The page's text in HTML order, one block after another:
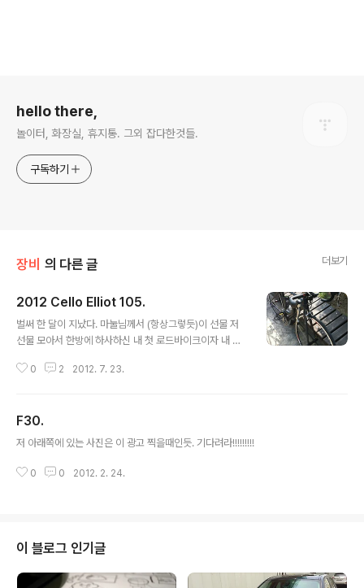
hello there,
놀이터, 화장실, 휴지통. 그외 잡다한것들.
구독하기
장비 의 다른 글 더보기
2012 Cello Elliot 105.
벌써 한 달이 지났다. 마눌님께서 (항상그렇듯)이 선물 저
선물 모아서 한방에 하사하신 내 첫 로드바이크이자 내 첫
천호동에서 저렴한 가격에 구입하고 그 길로 아내와 간단
레버, 크랭크까지 풀 105. 휠셋은 펄크럼 레이싱 5. 차급대
비 (나름) 훌륭한 조합. 허나 라쳇소리는 좀 거슬린다. 난 스
얻어온 클립페달. 캐논데일 순정이란다. 알고보니 나름 we
0 2 2012. 7. 23.
F30.
저 아래쪽에 있는 사진은 이 광고 찍을때인듯. 기다려라!!!!!!!!!
0 0 2012. 2. 24.
이 블로그 인기글